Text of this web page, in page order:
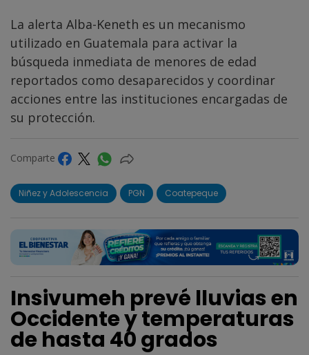
La alerta Alba-Keneth es un mecanismo
utilizado en Guatemala para activar la
búsqueda inmediata de menores de edad
reportados como desaparecidos y coordinar
acciones entre las instituciones encargadas de
su protección.
Comparte
Niñez y Adolescencia PGN Coatepeque
Insivumeh prevé lluvias en
Occidente y temperaturas
de hasta 40 grados